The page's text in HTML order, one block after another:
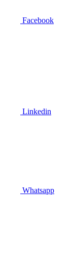
Facebook
Linkedin
Whatsapp